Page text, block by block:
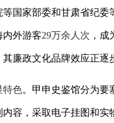
国家部委和甘肃省纪委
内外游客29万余人次 ，
其廉政文化品牌效应正逐
特色。甲申史鉴馆分为要
容，采取电子挂图和